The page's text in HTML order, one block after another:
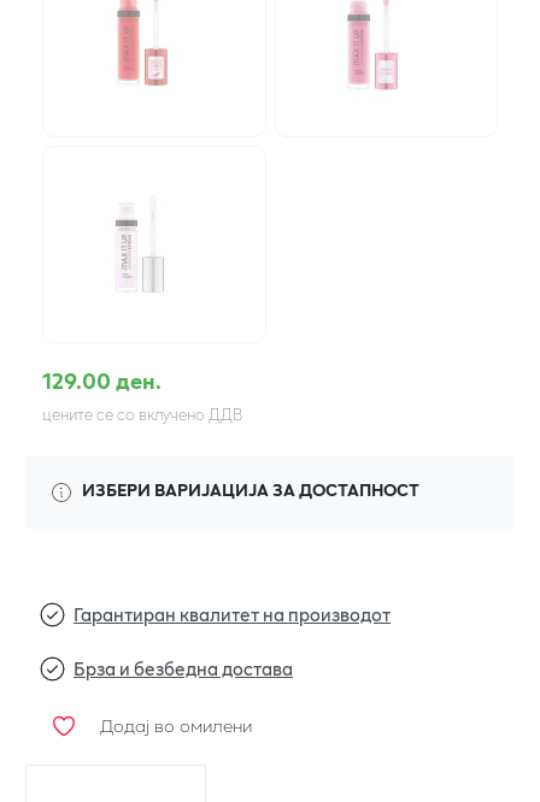
129.00 ден.
цените се со вклучено ДДВ
ИЗБЕРИ ВАРИЈАЦИЈА ЗА ДОСТАПНОСТ
Гарантиран квалитет на производот
Брза и безбедна достава
Додај во омилени